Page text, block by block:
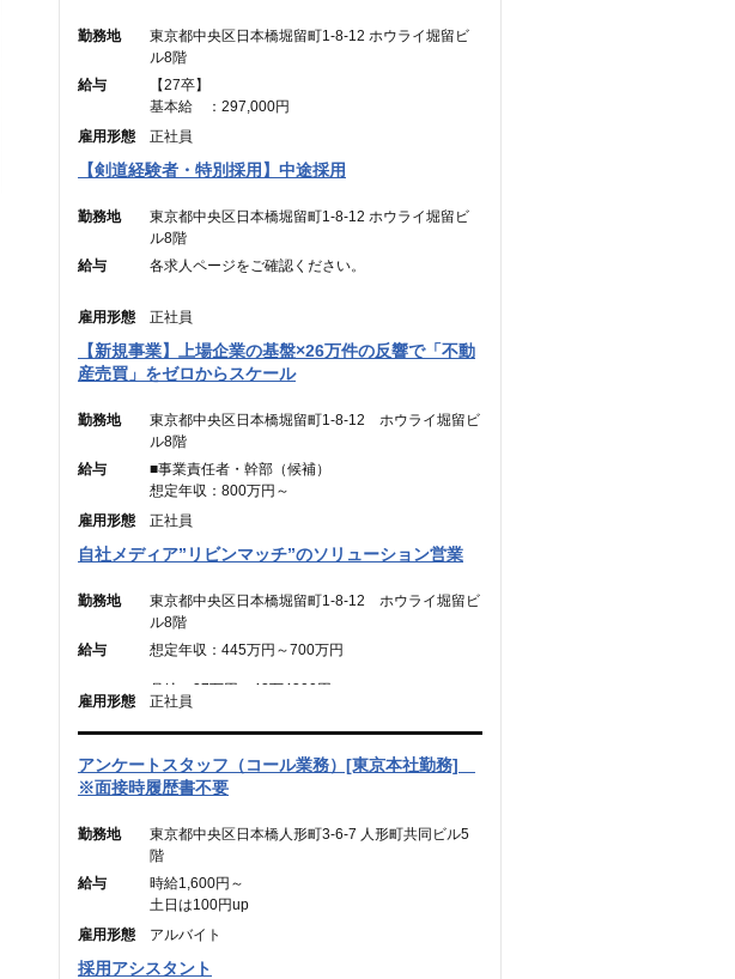
勤務地
東京都中央区日本橋堀留町1-8-12 ホウライ堀留ビ
ル8階
給与
【27卒】
基本給 ：297,000円
通信手当： 3,000円（営業職のみ）
———————————
合計 ：300,000円 ＋ インセンティブ
雇用形態 正社員
【剣道経験者・特別採用】中途採用
勤務地
東京都中央区日本橋堀留町1-8-12 ホウライ堀留ビ
ル8階
給与
各求人ページをご確認ください。
雇用形態 正社員
【新規事業】上場企業の基盤×26万件の反響で「不動
産売買」をゼロからスケール
勤務地
東京都中央区日本橋堀留町1-8-12 ホウライ堀留ビ
ル8階
給与
■事業責任者・幹部（候補）
想定年収：800万円～
月給：48万4,900円～
（固定残業代：45時間分【12万5,600円～】含
※45時間を超える時間外労働分についての割増賃金
は別途追加支給
■メンバー・リーダー
月給：30.31万円～48.49万円
（固定残業代：45時間分【7万8,500円〜12万5,600
円】含む。）
※45時間を超える時間外労働分についての割増賃金
雇用形態 正社員
自社メディア”リビンマッチ”のソリューション営業
勤務地
東京都中央区日本橋堀留町1-8-12 ホウライ堀留ビ
ル8階
給与
想定年収：445万円～700万円
月給：27万円～42万4300円
（固定残業代：45時間分【7万円～10万9900
円】）
（45時間を超える時間外労働分についての割増賃金
は別途追加支給）
雇用形態 正社員
アンケートスタッフ（コール業務）[東京本社勤務]
※面接時履歴書不要
勤務地
東京都中央区日本橋人形町3-6-7 人形町共同ビル5
階
給与
時給1,600円～
土日は100円up
雇用形態
アルバイト
採用アシスタント